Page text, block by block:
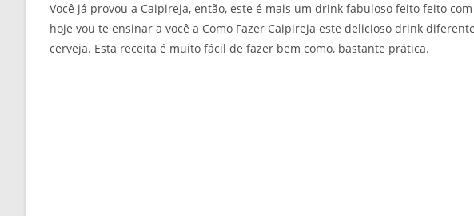
Você já provou a Caipireja, então, este é mais um drink fabuloso feito feito
hoje vou te ensinar a você a Como Fazer Caipireja este delicioso drink
cerveja. Esta receita é muito fácil de fazer bem como, bastante prática.